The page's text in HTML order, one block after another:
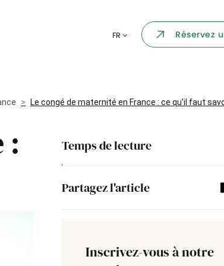
FR Réservez
Le congé de maternité en France : ce qu'il faut
:
Temps de lecture
Partagez l'article
Inscrivez-vous à notre
et le suivi des